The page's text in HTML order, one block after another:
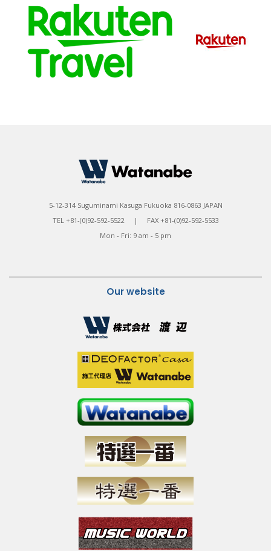
5-12-314 Suguminami Kasuga Fukuoka 816-0863 JAPAN
TEL +81-(0)92-592-5522 | FAX +81-(0)92-592-5533
Mon - Fri: 9 am - 5 pm
Our website